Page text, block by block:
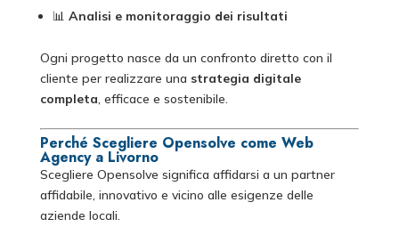
📊 Analisi e monitoraggio dei risultati
Ogni progetto nasce da un confronto diretto con il
cliente per realizzare una strategia digitale
completa, efficace e sostenibile.
Perché Scegliere Opensolve come Web
Agency a Livorno
Scegliere Opensolve significa affidarsi a un partner
affidabile, innovativo e vicino alle esigenze delle
aziende locali.